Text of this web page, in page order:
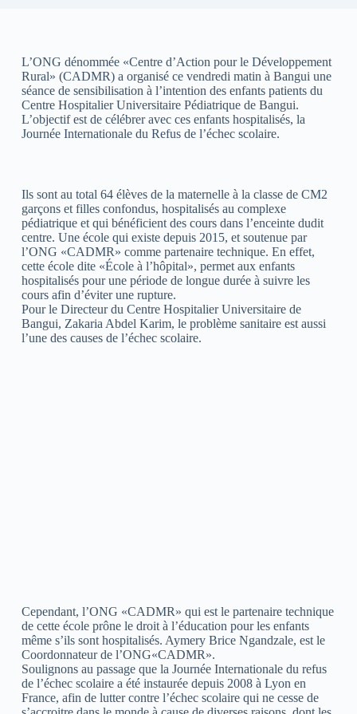
L’ONG dénommée «Centre d’Action pour le Développement
Rural» (CADMR) a organisé ce vendredi matin à Bangui une
séance de sensibilisation à l’intention des enfants patients du
Centre Hospitalier Universitaire Pédiatrique de Bangui.
L’objectif est de célébrer avec ces enfants hospitalisés, la
Journée Internationale du Refus de l’échec scolaire.
Ils sont au total 64 élèves de la maternelle à la classe de CM2
garçons et filles confondus, hospitalisés au complexe
pédiatrique et qui bénéficient des cours dans l’enceinte dudit
centre. Une école qui existe depuis 2015, et soutenue par
l’ONG «CADMR» comme partenaire technique. En effet,
cette école dite «École à l’hôpital», permet aux enfants
hospitalisés pour une période de longue durée à suivre les
cours afin d’éviter une rupture.
Pour le Directeur du Centre Hospitalier Universitaire de
Bangui, Zakaria Abdel Karim, le problème sanitaire est aussi
l’une des causes de l’échec scolaire.
Cependant, l’ONG «CADMR» qui est le partenaire technique
de cette école prône le droit à l’éducation pour les enfants
même s’ils sont hospitalisés. Aymery Brice Ngandzale, est le
Coordonnateur de l’ONG«CADMR».
Soulignons au passage que la Journée Internationale du refus
de l’échec scolaire a été instaurée depuis 2008 à Lyon en
France, afin de lutter contre l’échec scolaire qui ne cesse de